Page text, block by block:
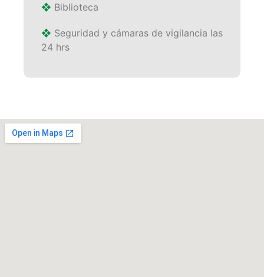
❖ Biblioteca
❖ Seguridad y cámaras de vigilancia las
24 hrs